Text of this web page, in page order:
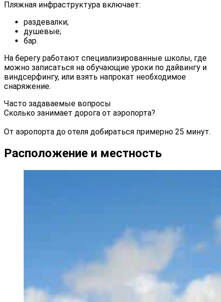
Пляжная инфраструктура включает:
раздевалки;
душевые;
бар.
На берегу работают специализированные школы, где
можно записаться на обучающие уроки по дайвингу и
виндсерфингу, или взять напрокат необходимое
снаряжение.
Часто задаваемые вопросы
Сколько занимает дорога от аэропорта?
От аэропорта до отеля добираться примерно 25 минут.
Расположение и местность